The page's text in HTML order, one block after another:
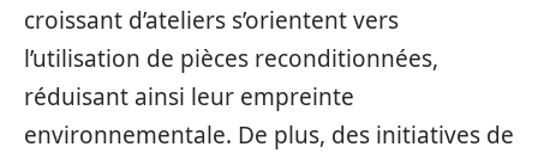
croissant d’ateliers s’orientent vers
l’utilisation de pièces reconditionnées,
réduisant ainsi leur empreinte
environnementale. De plus, des initiatives de